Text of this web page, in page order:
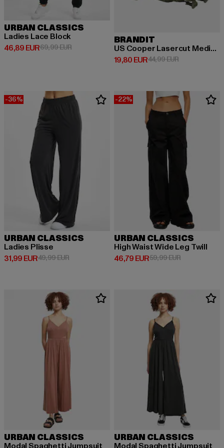
URBAN CLASSICS
Ladies Lace Block
46,89 EUR
Derzeitiger Preis: 46,89 EUR
69,99 EURAktionspreis: 69,99 EUR
BRANDIT
US Cooper Lasercut Medium
19,80 EUR
Derzeitiger Preis: 19,80 EUR
44,99 EURAktionspreis:
-36%
URBAN CLASSICS
Ladies Plisse
31,99 EUR
Derzeitiger Preis: 31,99 EUR
49,99 EURAktionspreis: 49,99 EUR
-22%
URBAN CLASSICS
High Waist Wide Leg Twill
46,79 EUR
Derzeitiger Preis: 46,79 EUR
59,99 EURAktionspreis:
URBAN CLASSICS URBAN CLASSICS